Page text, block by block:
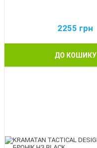
2255 грн
ДО КОШИКУ